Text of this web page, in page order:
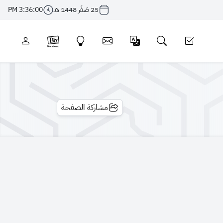
25 صَفَر 1448 هـ 3:36:00 PM
مشاركة الصفحة